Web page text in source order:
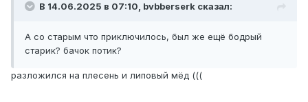
В 14.06.2025 в 07:10, bvbberserk сказал:
А со старым что приключилось, был же ещё бодрый
старик? бачок потик?
разложился на плесень и липовый мёд (((